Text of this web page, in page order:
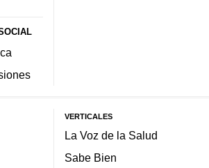
VERTICALES
La Voz de la Salud
Sabe Bien